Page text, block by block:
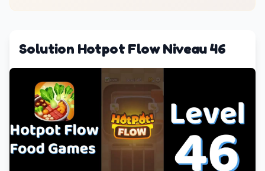
Solution Hotpot Flow Niveau 46